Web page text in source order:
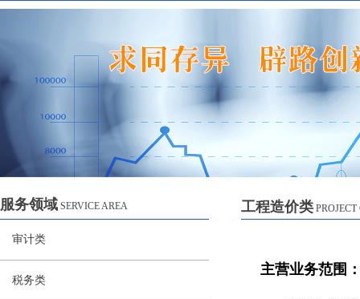
服务领域 SERVICE AREA
审计类
税务类
工程造价类 PROJECT
主营业务范围